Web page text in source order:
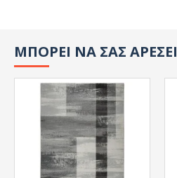
ΜΠΟΡΕΙ ΝΑ ΣΑΣ ΑΡΕΣΕΙ